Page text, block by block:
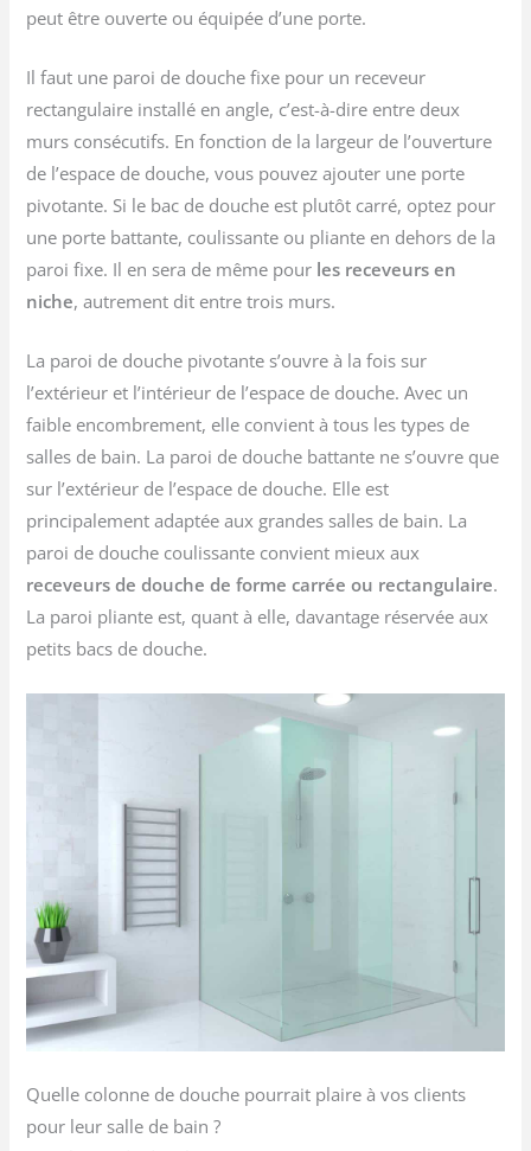
peut être ouverte ou équipée d’une porte.
Il faut une paroi de douche fixe pour un receveur
rectangulaire installé en angle, c’est-à-dire entre deux
murs consécutifs. En fonction de la largeur de l’ouverture
de l’espace de douche, vous pouvez ajouter une porte
pivotante. Si le bac de douche est plutôt carré, optez pour
une porte battante, coulissante ou pliante en dehors de la
paroi fixe. Il en sera de même pour les receveurs en
niche, autrement dit entre trois murs.
La paroi de douche pivotante s’ouvre à la fois sur
l’extérieur et l’intérieur de l’espace de douche. Avec un
faible encombrement, elle convient à tous les types de
salles de bain. La paroi de douche battante ne s’ouvre que
sur l’extérieur de l’espace de douche. Elle est
principalement adaptée aux grandes salles de bain. La
paroi de douche coulissante convient mieux aux
receveurs de douche de forme carrée ou rectangulaire.
La paroi pliante est, quant à elle, davantage réservée aux
petits bacs de douche.
Quelle colonne de douche pourrait plaire à vos clients
pour leur salle de bain ?